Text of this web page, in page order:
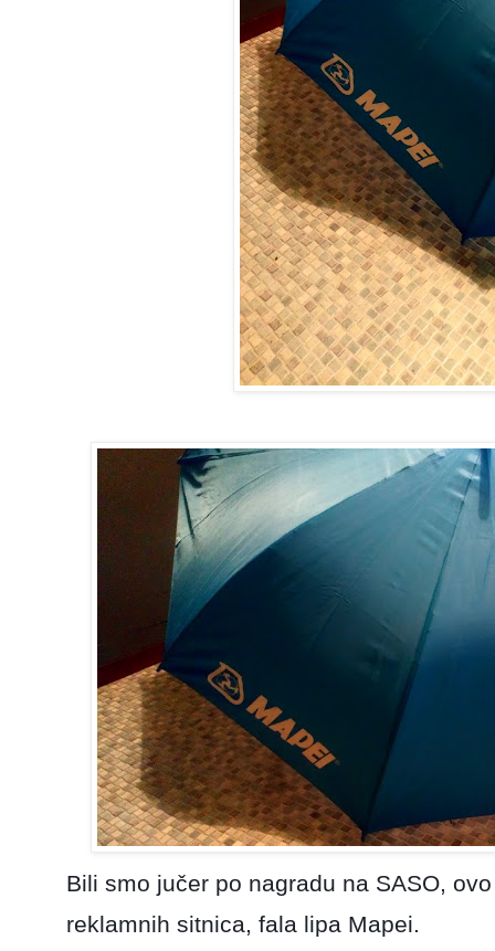
Bili smo jučer po nagradu na SASO,
reklamnih sitnica, fala lipa Mapei.